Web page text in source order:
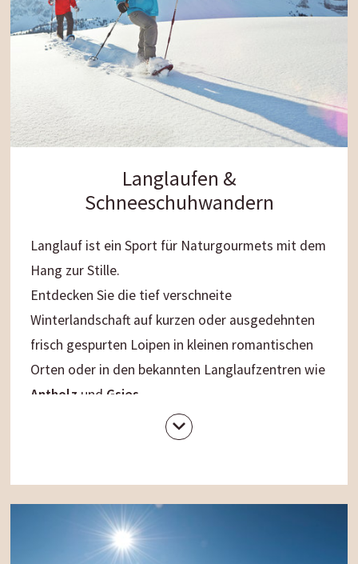
Langlaufen &
Schneeschuhwandern
Langlauf ist ein Sport für Naturgourmets mit dem
Hang zur Stille.
Entdecken Sie die tief verschneite
Winterlandschaft auf kurzen oder ausgedehnten
frisch gespurten Loipen in kleinen romantischen
Orten oder in den bekannten Langlaufzentren wie
Antholz und Gsies
Schneeschuhwanderung
Bergluft genießen Sie die unberührte Natur und
Unser Gassenwirt-Tipp
Schneeschuhwanderung zum Astjoch und zur